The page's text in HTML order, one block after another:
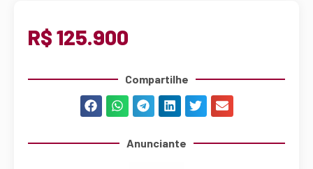
R$ 125.900
Compartilhe
Anunciante